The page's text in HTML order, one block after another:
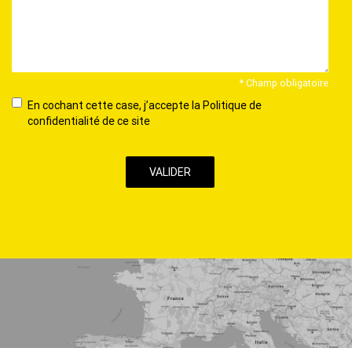
* Champ obligatoire
En
cochant
ce
En cochant cette case, j’accepte la Politique de
confidentialité de ce site